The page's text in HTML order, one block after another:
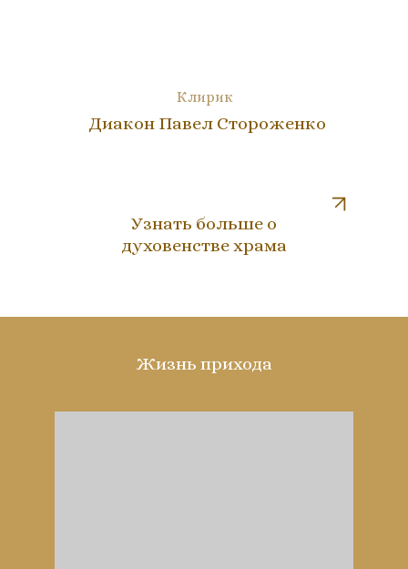
Клирик
Диакон Павел Стороженко
Узнать больше о
духовенстве храма
Жизнь прихода